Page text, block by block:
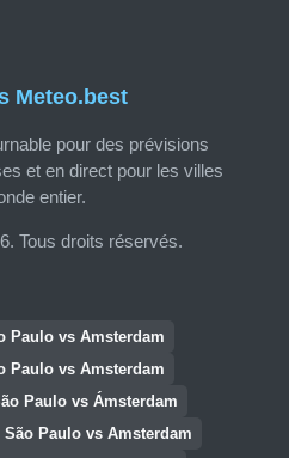
Meteo.best
pour des prévisions
et en direct pour les villes
entier.
Tous droits réservés.
Paulo vs Amsterdam
Paulo vs Amsterdam
Paulo vs Ámsterdam
São Paulo vs Amsterdam